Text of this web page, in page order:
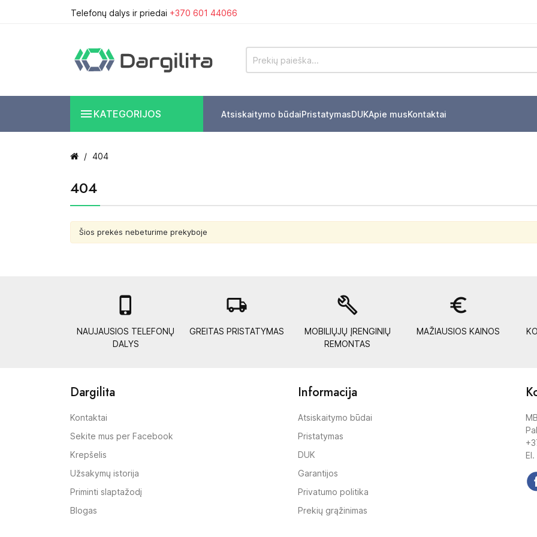
Telefonų dalys ir priedai +370 601 44066
 KATEGORIJOS Atsiskaitymo būdaiPristatymasDUKApie musKontaktai
404
404
Šios prekės nebeturime prekyboje

NAUJAUSIOS TELEFONŲ
DALYS
local_shipping
GREITAS PRISTATYMAS
build
MOBILIŲJŲ ĮRENGINIŲ
REMONTAS
euro_symbol
MAŽIAUSIOS KAINOS
Dargilita
Kontaktai
Sekite mus per Facebook
Krepšelis
Užsakymų istorija
Priminti slaptažodį
Blogas
Informacija
Atsiskaitymo būdai
Pristatymas
DUK
Garantijos
Privatumo politika
Prekių grąžinimas